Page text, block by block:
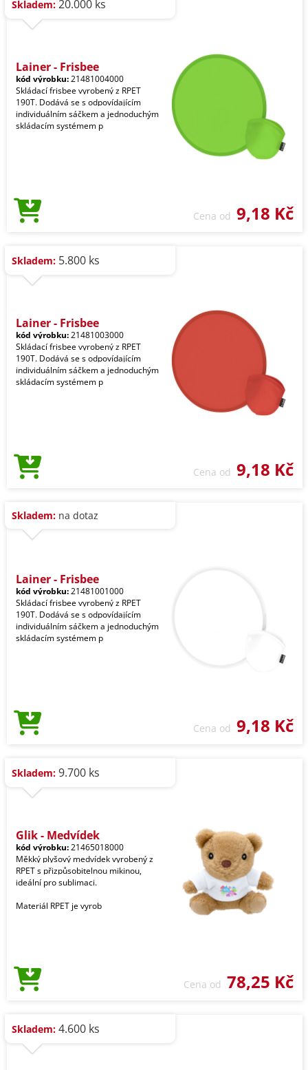
Skladem: 20.000 ks
Lainer - Frisbee
kód výrobku:21481004000
Skládací frisbee vyrobený z RPET
190T. Dodává se s odpovídajícím
individuálním sáčkem a jednoduchým
skládacím systémem p
Cena od 9,18 Kč
Skladem: 5.800 ks
Lainer - Frisbee
kód výrobku:21481003000
Skládací frisbee vyrobený z RPET
190T. Dodává se s odpovídajícím
individuálním sáčkem a jednoduchým
skládacím systémem p
Cena od 9,18 Kč
Skladem: na dotaz
Lainer - Frisbee
kód výrobku:21481001000
Skládací frisbee vyrobený z RPET
190T. Dodává se s odpovídajícím
individuálním sáčkem a jednoduchým
skládacím systémem p
Cena od 9,18 Kč
Skladem: 9.700 ks
Glik - Medvídek
kód výrobku:21465018000
Měkký plyšový medvídek vyrobený z
RPET s přizpůsobitelnou mikinou,
ideální pro sublimaci.
Materiál RPET je vyrob
Cena od 78,25 Kč
Skladem: 4.600 ks